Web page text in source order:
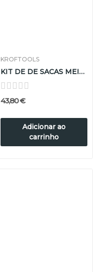
KROFTOOLS
KIT DE DE SACAS MEIA LUA
43,80 €
Adicionar ao
carrinho